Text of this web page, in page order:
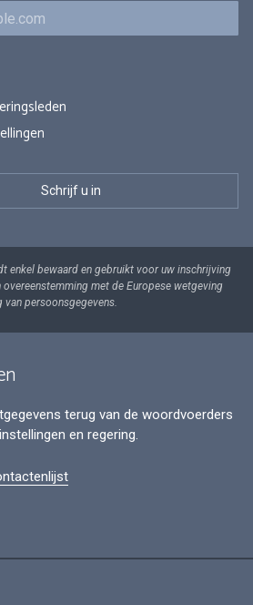
enkel bewaard en gebruikt voor uw inschrijving
met de Europese wetgeving
van persoonsgegevens.
terug van de woordvoerders
en regering.